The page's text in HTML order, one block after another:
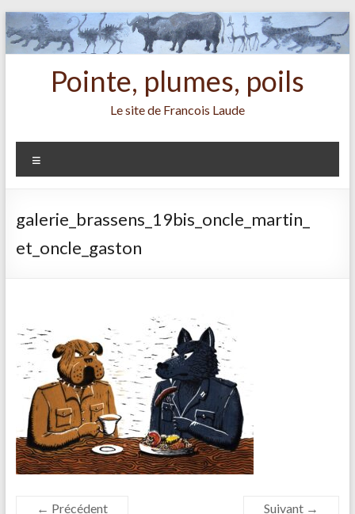
Aller
au
contenu
Pointe, plumes, poils
Le site de Francois Laude
galerie_brassens_19bis_oncle_martin_
et_oncle_gaston
← Précédent Suivant →